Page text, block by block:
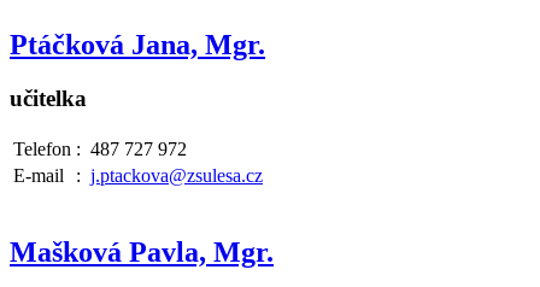
Ptáčková Jana, Mgr.
učitelka
Telefon : 487 727 972
E-mail
: j.ptackova@zsulesa.cz
Mašková Pavla, Mgr.